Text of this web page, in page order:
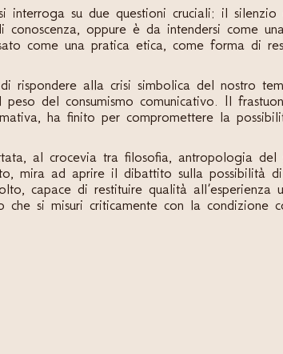
interroga su due questioni cruciali: il
oppure è da intendersi come
come una pratica etica, come forma di
rispondere alla crisi simbolica del nostro
del consumismo comunicativo. Il
ha finito per compromettere la
al crocevia tra filosofia, antropologia del
mira ad aprire il dibattito sulla possibilità
capace di restituire qualità all’esperienza
si misuri criticamente con la condizione